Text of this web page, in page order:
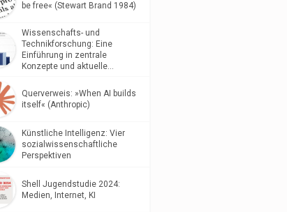
be free« (Stewart Brand 1984)
Wissenschafts- und
Technikforschung: Eine
Einführung in zentrale
Konzepte und aktuelle…
Querverweis: »When AI builds
itself« (Anthropic)
Künstliche Intelligenz: Vier
sozialwissenschaftliche
Perspektiven
Shell Jugendstudie 2024:
Medien, Internet, KI